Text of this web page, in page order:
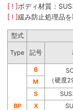
[ ! ]ボディ材質：
[ ! ]緩み防止処理品
型式
Type 記号
BP
B
（硬度
M
S
X